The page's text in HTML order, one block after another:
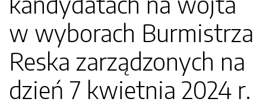
w wyborach Burmistrza
Reska zarządzonych na
dzień 7 kwietnia 2024 r.